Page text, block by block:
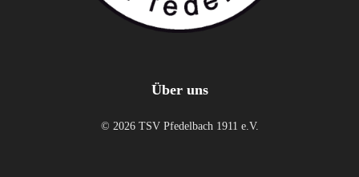
Über uns
© 2026 TSV Pfedelbach 1911 e.V.